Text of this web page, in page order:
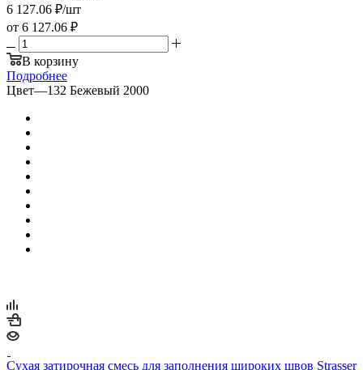
6 127.06 ₽/шт
от 6 127.06 ₽
В корзину
Подробнее
Цвет—132 Бежевый 2000
Сухая затирочная смесь для заполнения широких швов Strasser